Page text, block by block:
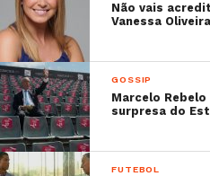
Não vais
Vanessa
GOSSIP
Marcelo
surpresa do
FUTEBOL